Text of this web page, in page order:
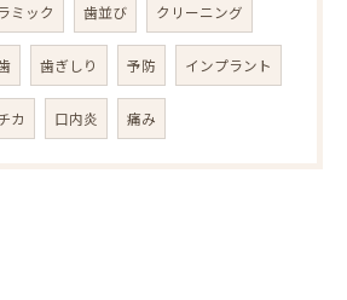
ミック 歯並び クリーニング
歯ぎしり 予防 インプラント
カ 口内炎 痛み